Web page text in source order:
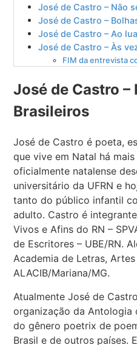
José de Castro – Não
José de Castro –
José de Castro – Ao
José de Castro – Às
FIM da entrevista
José de Castro –
Brasileiros
José de Castro é poeta,
que vive em Natal há
oficialmente natalense
universitário da UFRN e
tanto do público infantil
adulto. Castro é
Vivos e Afins do RN –
de Escritores – UBE/RN.
Academia de Letras,
ALACIB/Mariana/MG.
Atualmente José de
organização da Antologia
do gênero poetrix de
Brasil e de outros países.